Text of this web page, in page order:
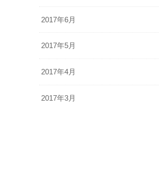
2017年6月
2017年5月
2017年4月
2017年3月